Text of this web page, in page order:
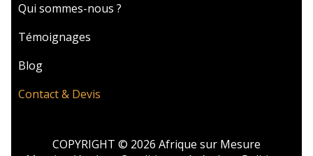
Qui sommes-nous ?
Témoignages
Blog
Contact & Devis
COPYRIGHT © 2026 Afrique sur Mesure